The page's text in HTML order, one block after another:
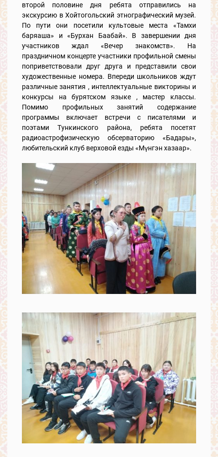
второй половине дня ребята отправились на
экскурсию в Хойтогольский этнографический музей.
По пути они посетили культовые места «Тамхи
баряаша» и «Бурхан Баабай». В завершении дня
участников ждал «Вечер знакомств». На
праздничном концерте участники профильной смены
поприветствовали друг друга и представили свои
художественные номера. Впереди школьников ждут
различные занятия , интеллектуальные викторины и
конкурсы на бурятском языке , мастер классы.
Помимо профильных занятий содержание
программы включает встречи с писателями и
поэтами Тункинского района, ребята посетят
радиоастрофизическую обсерваторию «Бадары»,
любительский клуб верховой езды «Мүнгэн хазаар».